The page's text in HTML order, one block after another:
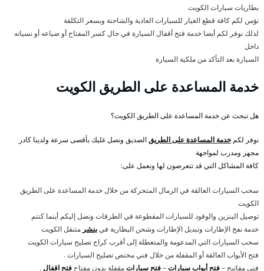
بطاريات سيارات الكويت
نؤمن لكم كافة قطع الغيار للسيارات العادية والشاحنة وبسعر التكلفة
لذلك نوفر لكم أيضا خدمة فتح أقفال السيارة في حال كسر المفتاح أو ضياعه أو نسيانه
داخل
السيارة بعد التأكد من ملكية السيارة
خدمة المساعدة على الطريق الكويت
هل تبحث عن خدمة المساعدة على الطريق الكويت؟
نوفر لكمخدمة المساعدة على الطريقالصديق ونصل غليك بأقصى سرعة ولدينا كادر
مجهز ومدرب لمواجهة
كافة المشاكل التي قد تتعرضون لها ونعمل على:
سحب السيارات العالقة في الرمال المتحركة من خلال خدمة المساعدة على الطريق
الكويت
توصيل البنزين والوقود للسيارات المقطوعة في الطرقات ونصل إليكم أينما كنتم
خدمة نفخ الإطارات وتبديل الإطارات وشحن البطارية فيبنشر متنقل الكويت
سحب السيارات التي المدعومة والمتعطلة إلى أقرب كراج تصليح سيارات الكويت
فتح الأبواب العالقة أو المقفلة من خلال فني مختص تصليح السيارات .
فني مفاتيح –فتح أبواب سيارات–فتح سياراتمقفلة بدون مفتاح فتح اقفال.